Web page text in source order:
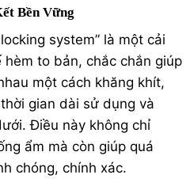
Bền Vững
system” là một cải
to bản, chắc chắn giúp
một cách khăng khít,
gian dài sử dụng và
Điều này không chỉ
ẩm mà còn giúp quá
chóng, chính xác.